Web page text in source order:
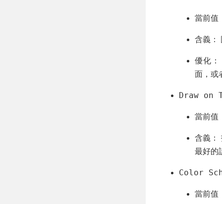
當前值
含義：
優化
面，或
Draw on
當前值
含義：
最好的
Color
當前值